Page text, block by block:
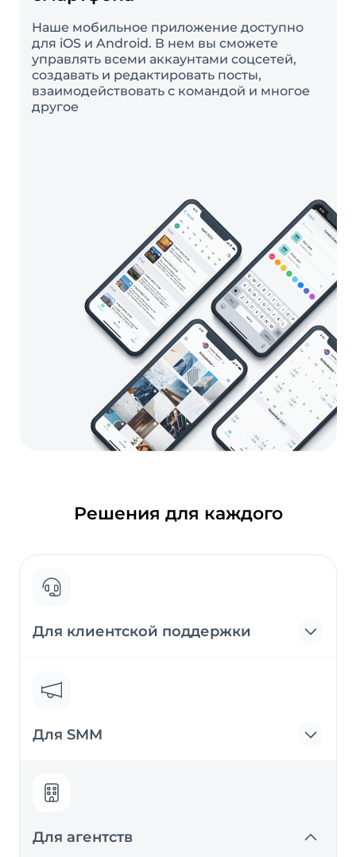
Наше мобильное приложение доступно
для iOS и Android. В нем вы сможете
управлять всеми аккаунтами соцсетей,
создавать и редактировать посты,
взаимодействовать с командой и многое
другое
Решения для каждого
Для клиентской поддержки
Для SMM
Для агентств